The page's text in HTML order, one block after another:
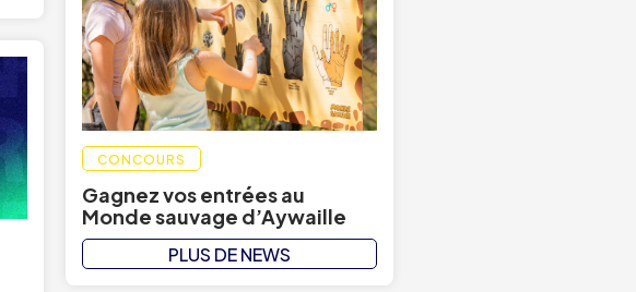
CONCOURS
Gagnez vos entrées au
Monde sauvage d’Aywaille
PLUS DE NEWS